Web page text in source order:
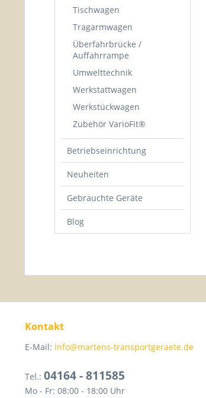
Tischwagen
Tragarmwagen
Überfahrbrücke /
Auffahrrampe
Umwelttechnik
Werkstattwagen
Werkstückwagen
Zubehör VarioFit®
Betriebseinrichtung
Neuheiten
Gebrauchte Geräte
Blog
Kontakt
E-Mail: info@martens-transportgeraete.de
Tel.: 04164 - 811585
Mo - Fr: 08:00 - 18:00 Uhr